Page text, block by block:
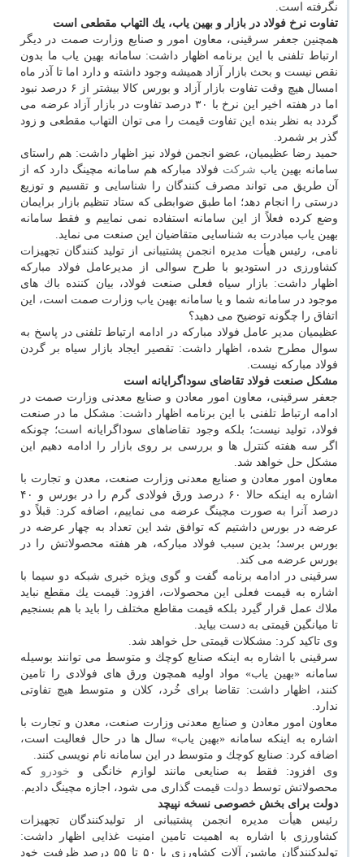
نگرفته است.
تفاوت نرخ فولاد در بازار و بهین یاب، یك التهاب مقطعی است
همچنین جعفر سرقینی، معاون امور و صنایع وزارت صمت در دیگر
ارتباط تلفنی با این برنامه اظهار داشت: سامانه بهین یاب ما بدون
نقص نیست و بحث بازار آزاد همیشه وجود داشته و دارد اما تا آذر ماه
امسال هیچ وقت تفاوت بازار آزاد و بورس كالا بیشتر از ۶ درصد نبود
اما در هفته اخیر این نرخ با ۳۰ درصد تفاوت در بازار آزاد عرضه می
گردد به نظر بنده این تفاوت قیمت را می توان التهاب مقطعی و زود
گذر بر شمرد.
حمید رضا عظیمیان، عضو انجمن فولاد نیز اظهار داشت: هم راستای
سامانه بهین یاب شركت فولاد مباركه هم سامانه مچینگ دارد كه از
آن طریق می تواند مصرف كنندگان را شناسایی و تقسیم و توزیع
درستی را انجام دهد؛ اما طبق ضوابطی كه ستاد تنظیم بازار برایمان
وضع كرده فعلاً از این سامانه استفاده نمی نماییم و فقط سامانه
بهین یاب مبادرت به شناسایی متقاضیان این صنعت می نماید.
نامی، رئیس هیأت مدیره انجمن پشتیبانی از تولید كنندگان تجهیزات
كشاورزی در استودیو با طرح سوالی از مدیرعامل فولاد مباركه
اظهار داشت: بازار سیاه فعلی صنعت فولاد، بیان كننده باك های
موجود در سامانه شما و یا سامانه بهین یاب وزارت صمت است، این
اتفاق را چگونه توضیح می دهید؟
عظیمیان مدیر عامل فولاد مباركه در ادامه ارتباط تلفنی در پاسخ به
سوال مطرح شده، اظهار داشت: تقصیر ایجاد بازار سیاه بر گردن
فولاد مباركه نیست.
مشكل صنعت فولاد تقاضای سوداگرایانه است
جعفر سرقینی، معاون امور معادن و صنایع معدنی وزارت صمت در
ادامه ارتباط تلفنی با این برنامه اظهار داشت: مشكل ما در صنعت
فولاد، تولید نیست؛ بلكه وجود تقاضاهای سوداگرایانه است؛ چونكه
اگر سه هفته كنترل ها و بررسی بر روی بازار را ادامه دهیم این
مشكل حل خواهد شد.
معاون امور معادن و صنایع معدنی وزارت صنعت، معدن و تجارت با
اشاره به اینكه حالا ۶۰ درصد ورق فولادی گرم را در بورس و ۴۰
درصد آنرا به صورت مچینگ عرضه می نماییم، اضافه كرد: قبلاً دو
عرضه در بورس داشتیم كه توافق شد این تعداد به چهار عرضه در
بورس برسد؛ بدین سبب فولاد مباركه، هر هفته محصولاتش را در
بورس عرضه می كند.
سرقینی در ادامه برنامه گفت و گوی ویژه خبری شبكه دو سیما با
اشاره به قیمت فعلی این محصولات، افزود: قیمت یك مقطع نباید
ملاك عمل قرار گیرد بلكه قیمت مقاطع مختلف را باید با هم بسنجیم
تا میانگین قیمتی به دست بیاید.
وی تاكید كرد: مشكلات قیمتی حل خواهد شد.
سرقینی با اشاره به اینكه صنایع كوچك و متوسط می توانند بوسیله
سامانه «بهین یاب» مواد اولیه همچون ورق های فولادی را تامین
كنند، اظهار داشت: تقاضا برای خُرد، كلان و متوسط هیچ تفاوتی
ندارد.
معاون امور معادن و صنایع معدنی وزارت صنعت، معدن و تجارت با
اشاره به اینكه سامانه «بهین یاب» سال ها در حال فعالیت است،
اضافه كرد: صنایع كوچك و متوسط در این سامانه نام نویسی كنند.
وی افزود: فقط به صنایعی مانند لوازم خانگی و خودرو كه
محصولاتش توسط دولت قیمت گذاری می شود، اجازه مچینگ دادیم.
دولت برای بخش خصوصی نسخه نپیچد
رئیس هیأت مدیره انجمن پشتیبانی از تولیدكنندگان تجهیزات
كشاورزی با اشاره به اهمیت تامین امنیت غذایی اظهار داشت:
تولیدكنندگان ماشین آلات كشاورزی با ۵۰ تا ۵۵ درصد ظرفیت خود